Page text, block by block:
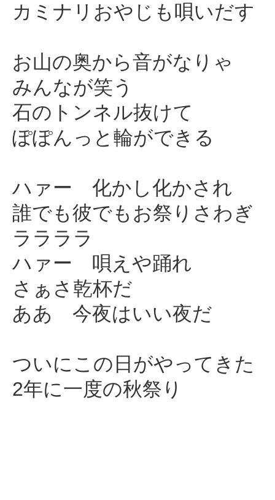
カミナリおやじも唄いだす
お山の奥から音がなりゃ
みんなが笑う
石のトンネル抜けて
ぽぽんっと輪ができる
ハァー 化かし化かされ
誰でも彼でもお祭りさわぎ
ララララ
ハァー 唄えや踊れ
さぁさ乾杯だ
ああ 今夜はいい夜だ
ついにこの日がやってきた
2年に一度の秋祭り